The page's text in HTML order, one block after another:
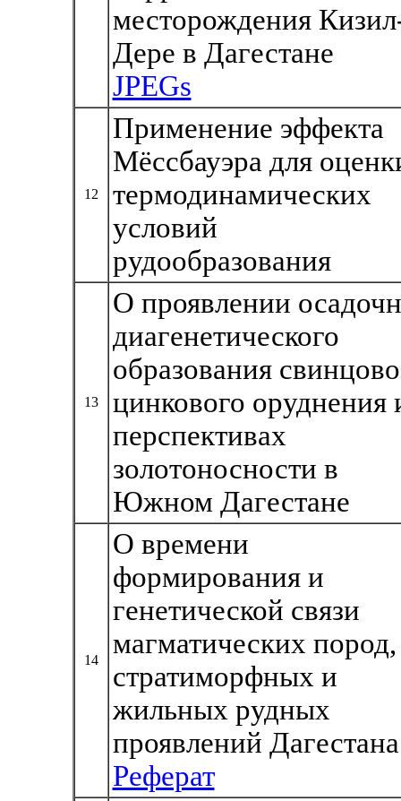
месторождения
Дере в Дагестане
JPEGs
12
Применение эффекта
Мёссбауэра для
термодинамических
условий
рудообразования
13
О проявлении
диагенетического
образования
цинкового оруднения
перспективах
золотоносности в
Южном Дагестане
14
О времени
формирования и
генетической связи
магматических пород,
стратиморфных и
жильных рудных
проявлений Дагестана
Реферат